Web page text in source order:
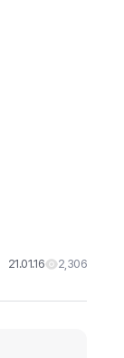
21.01.16 2,306